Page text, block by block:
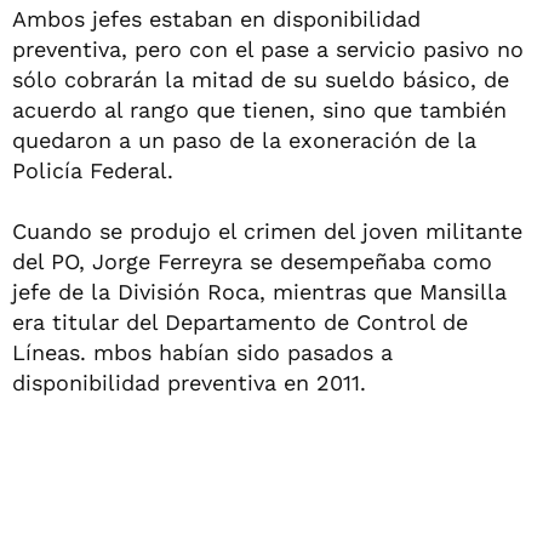
Ambos jefes estaban en disponibilidad
preventiva, pero con el pase a servicio pasivo no
sólo cobrarán la mitad de su sueldo básico, de
acuerdo al rango que tienen, sino que también
quedaron a un paso de la exoneración de la
Policía Federal.
Cuando se produjo el crimen del joven militante
del PO, Jorge Ferreyra se desempeñaba como
jefe de la División Roca, mientras que Mansilla
era titular del Departamento de Control de
Líneas. mbos habían sido pasados a
disponibilidad preventiva en 2011.